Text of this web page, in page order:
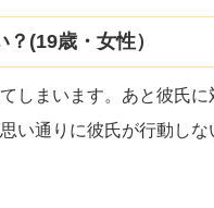
(19歳・女性）
しまいます。あと彼氏
い通りに彼氏が行動し